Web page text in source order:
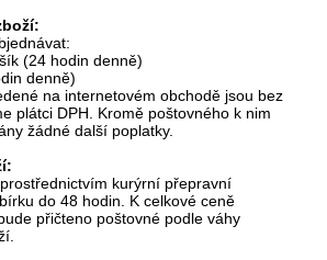
(24 hodin denně)
denně)
na internetovém obchodě jsou bez
plátci DPH. Kromě poštovného k nim
žádné další poplatky.
kurýrní přepravní
do 48 hodin. K celkové ceně
přičteno poštovné podle váhy